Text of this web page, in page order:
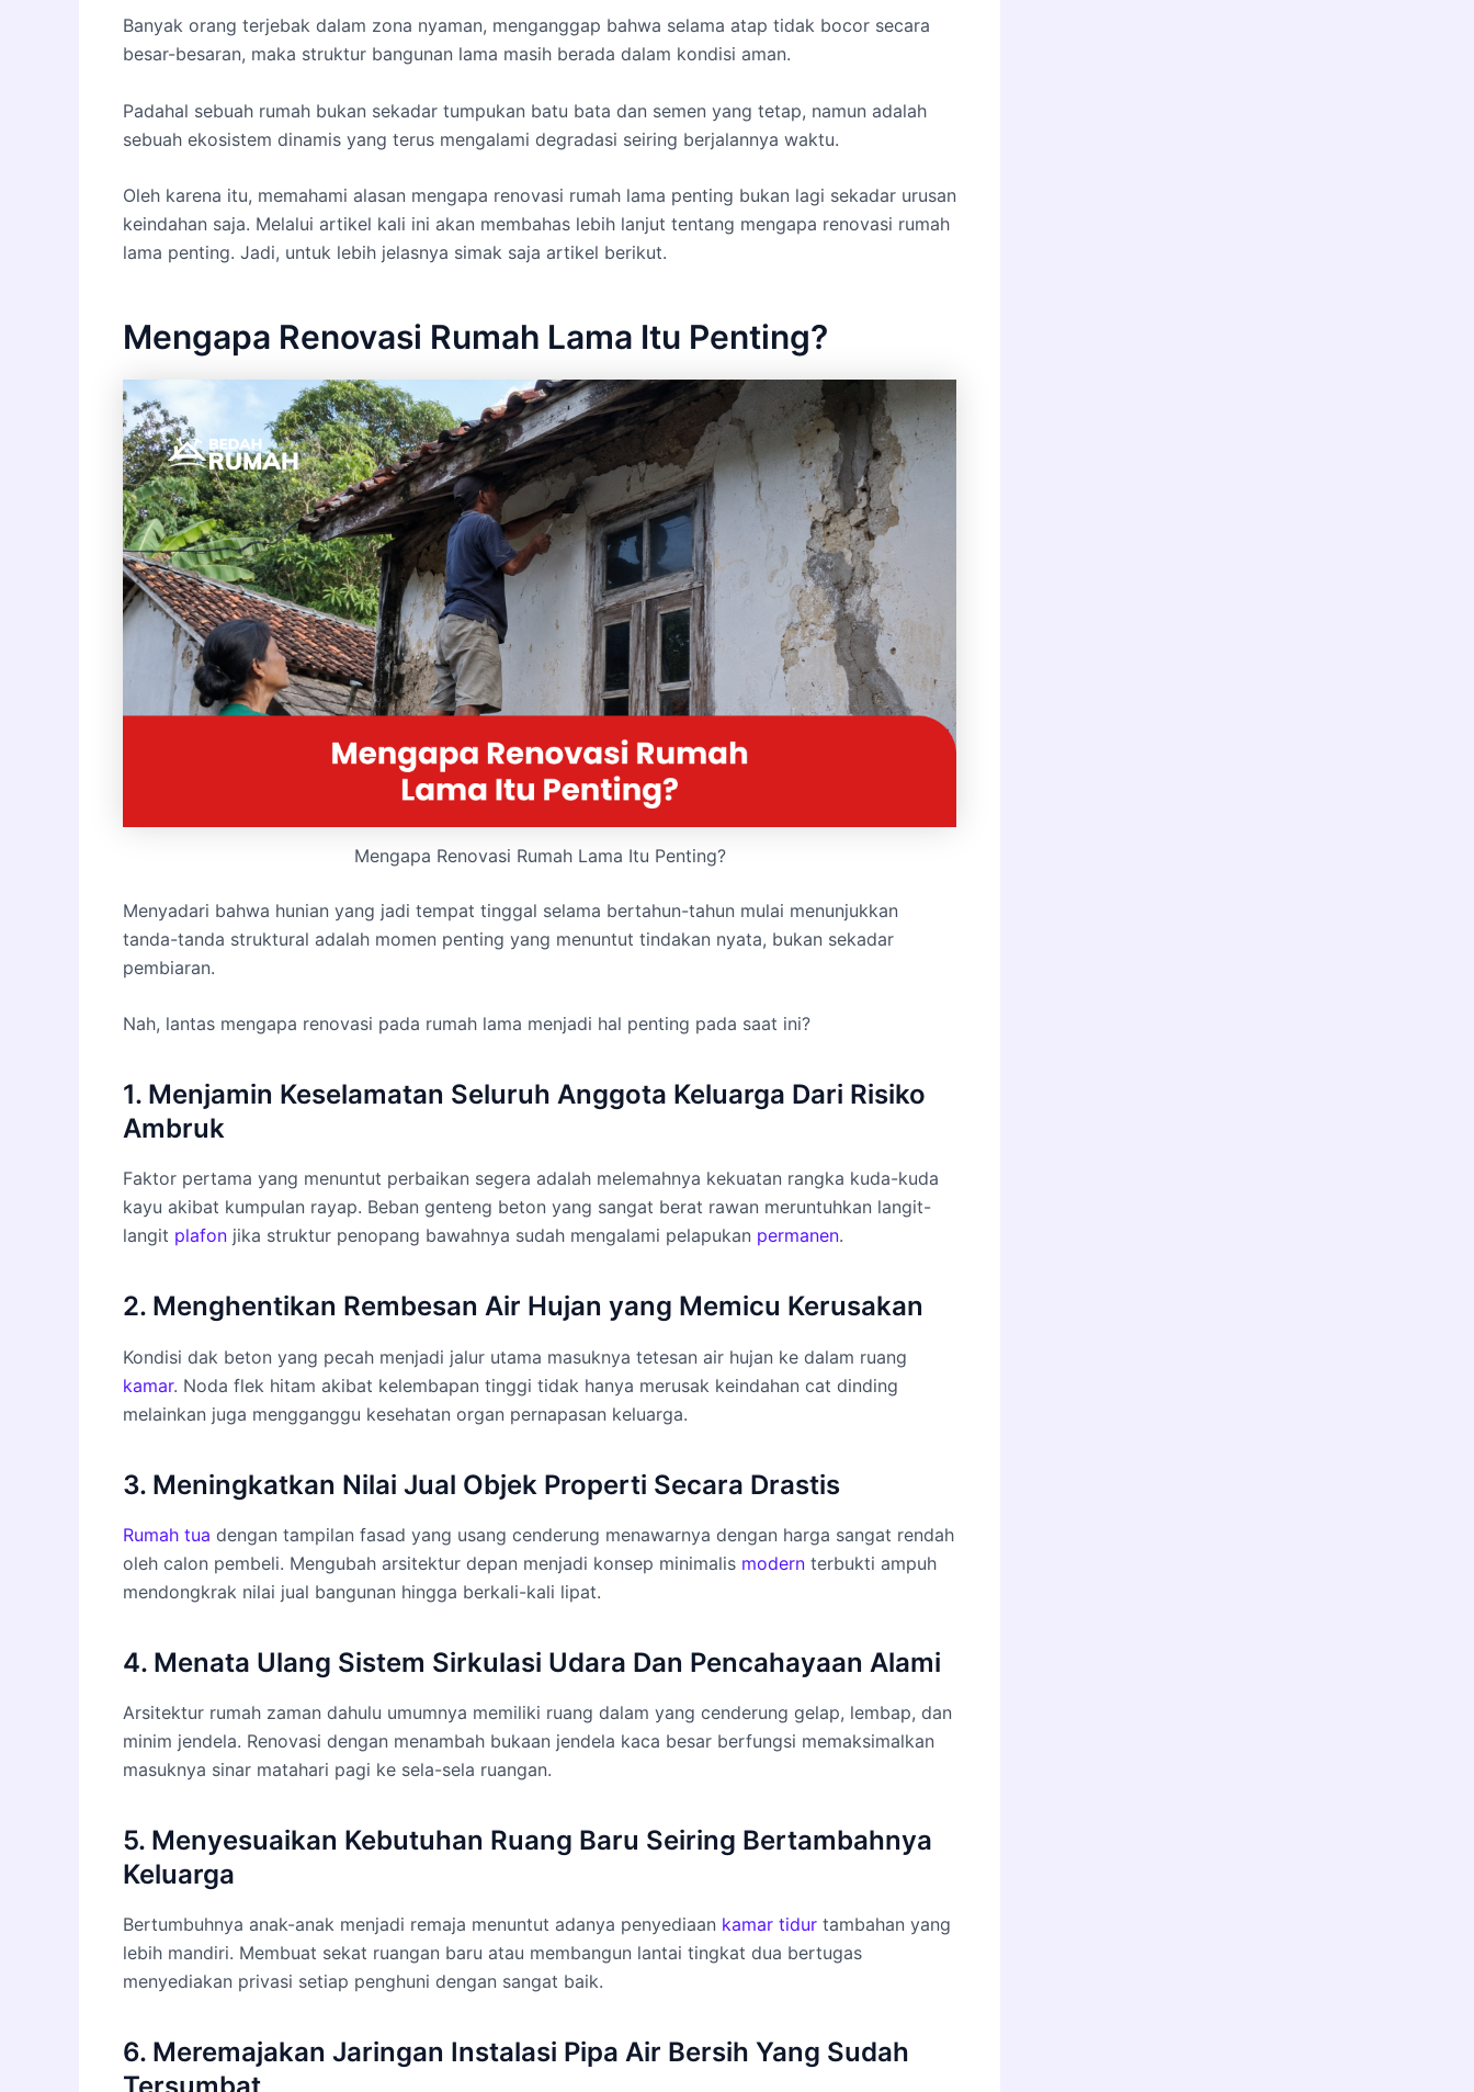
Banyak orang terjebak dalam zona nyaman, menganggap bahwa selama atap tidak bocor secara
besar-besaran, maka struktur bangunan lama masih berada dalam kondisi aman.
Padahal sebuah rumah bukan sekadar tumpukan batu bata dan semen yang tetap, namun adalah
sebuah ekosistem dinamis yang terus mengalami degradasi seiring berjalannya waktu.
Oleh karena itu, memahami alasan mengapa renovasi rumah lama penting bukan lagi sekadar urusan
keindahan saja. Melalui artikel kali ini akan membahas lebih lanjut tentang mengapa renovasi rumah
lama penting. Jadi, untuk lebih jelasnya simak saja artikel berikut.
Mengapa Renovasi Rumah Lama Itu Penting?
Mengapa Renovasi Rumah Lama Itu Penting?
Menyadari bahwa hunian yang jadi tempat tinggal selama bertahun-tahun mulai menunjukkan
tanda-tanda struktural adalah momen penting yang menuntut tindakan nyata, bukan sekadar
pembiaran.
Nah, lantas mengapa renovasi pada rumah lama menjadi hal penting pada saat ini?
1. Menjamin Keselamatan Seluruh Anggota Keluarga Dari Risiko
Ambruk
Faktor pertama yang menuntut perbaikan segera adalah melemahnya kekuatan rangka kuda-kuda
kayu akibat kumpulan rayap. Beban genteng beton yang sangat berat rawan meruntuhkan langit-
langit plafon jika struktur penopang bawahnya sudah mengalami pelapukan permanen.
2. Menghentikan Rembesan Air Hujan yang Memicu Kerusakan
Kondisi dak beton yang pecah menjadi jalur utama masuknya tetesan air hujan ke dalam ruang
kamar. Noda flek hitam akibat kelembapan tinggi tidak hanya merusak keindahan cat dinding
melainkan juga mengganggu kesehatan organ pernapasan keluarga.
3. Meningkatkan Nilai Jual Objek Properti Secara Drastis
Rumah tua dengan tampilan fasad yang usang cenderung menawarnya dengan harga sangat rendah
oleh calon pembeli. Mengubah arsitektur depan menjadi konsep minimalis modern terbukti ampuh
mendongkrak nilai jual bangunan hingga berkali-kali lipat.
4. Menata Ulang Sistem Sirkulasi Udara Dan Pencahayaan Alami
Arsitektur rumah zaman dahulu umumnya memiliki ruang dalam yang cenderung gelap, lembap, dan
minim jendela. Renovasi dengan menambah bukaan jendela kaca besar berfungsi memaksimalkan
masuknya sinar matahari pagi ke sela-sela ruangan.
5. Menyesuaikan Kebutuhan Ruang Baru Seiring Bertambahnya
Keluarga
Bertumbuhnya anak-anak menjadi remaja menuntut adanya penyediaan kamar tidur tambahan yang
lebih mandiri. Membuat sekat ruangan baru atau membangun lantai tingkat dua bertugas
menyediakan privasi setiap penghuni dengan sangat baik.
6. Meremajakan Jaringan Instalasi Pipa Air Bersih Yang Sudah